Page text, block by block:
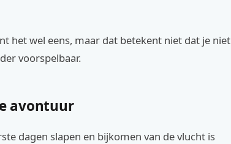
het wel eens, maar dat betekent niet dat je niet
voorspelbaar.
avontuur
dagen slapen en bijkomen van de vlucht is